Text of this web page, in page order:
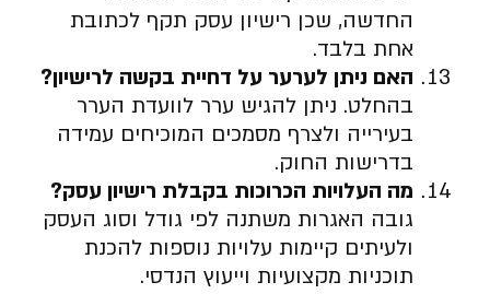
החדשה, שכן רישיון עסק תקף לכתובת
אחת בלבד.
האם ניתן לערער על דחיית בקשה לרישיון?
בהחלט. ניתן להגיש ערר לוועדת הערר
בעירייה ולצרף מסמכים המוכיחים עמידה
בדרישות החוק.
מה העלויות הכרוכות בקבלת רישיון עסק?
גובה האגרות משתנה לפי גודל וסוג העסק
ולעיתים קיימות עלויות נוספות להכנת
תוכניות מקצועיות וייעוץ הנדסי.